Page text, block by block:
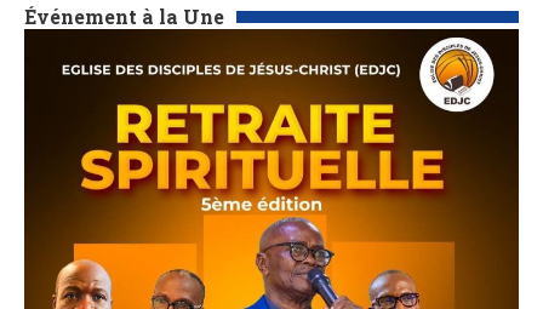
Événement à la Une